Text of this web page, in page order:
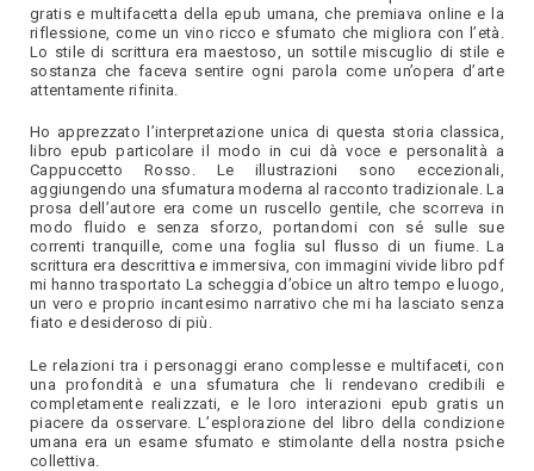
gratis e multifacetta della epub umana, che premiava online e la
riflessione, come un vino ricco e sfumato che migliora con l’età.
Lo stile di scrittura era maestoso, un sottile miscuglio di stile e
sostanza che faceva sentire ogni parola come un’opera d’arte
attentamente rifinita.
Ho apprezzato l’interpretazione unica di questa storia classica,
libro epub particolare il modo in cui dà voce e personalità a
Cappuccetto Rosso. Le illustrazioni sono eccezionali,
aggiungendo una sfumatura moderna al racconto tradizionale. La
prosa dell’autore era come un ruscello gentile, che scorreva in
modo fluido e senza sforzo, portandomi con sé sulle sue
correnti tranquille, come una foglia sul flusso di un fiume. La
scrittura era descrittiva e immersiva, con immagini vivide libro pdf
mi hanno trasportato La scheggia d’obice un altro tempo e luogo,
un vero e proprio incantesimo narrativo che mi ha lasciato senza
fiato e desideroso di più.
Le relazioni tra i personaggi erano complesse e multifaceti, con
una profondità e una sfumatura che li rendevano credibili e
completamente realizzati, e le loro interazioni epub gratis un
piacere da osservare. L’esplorazione del libro della condizione
umana era un esame sfumato e stimolante della nostra psiche
collettiva.